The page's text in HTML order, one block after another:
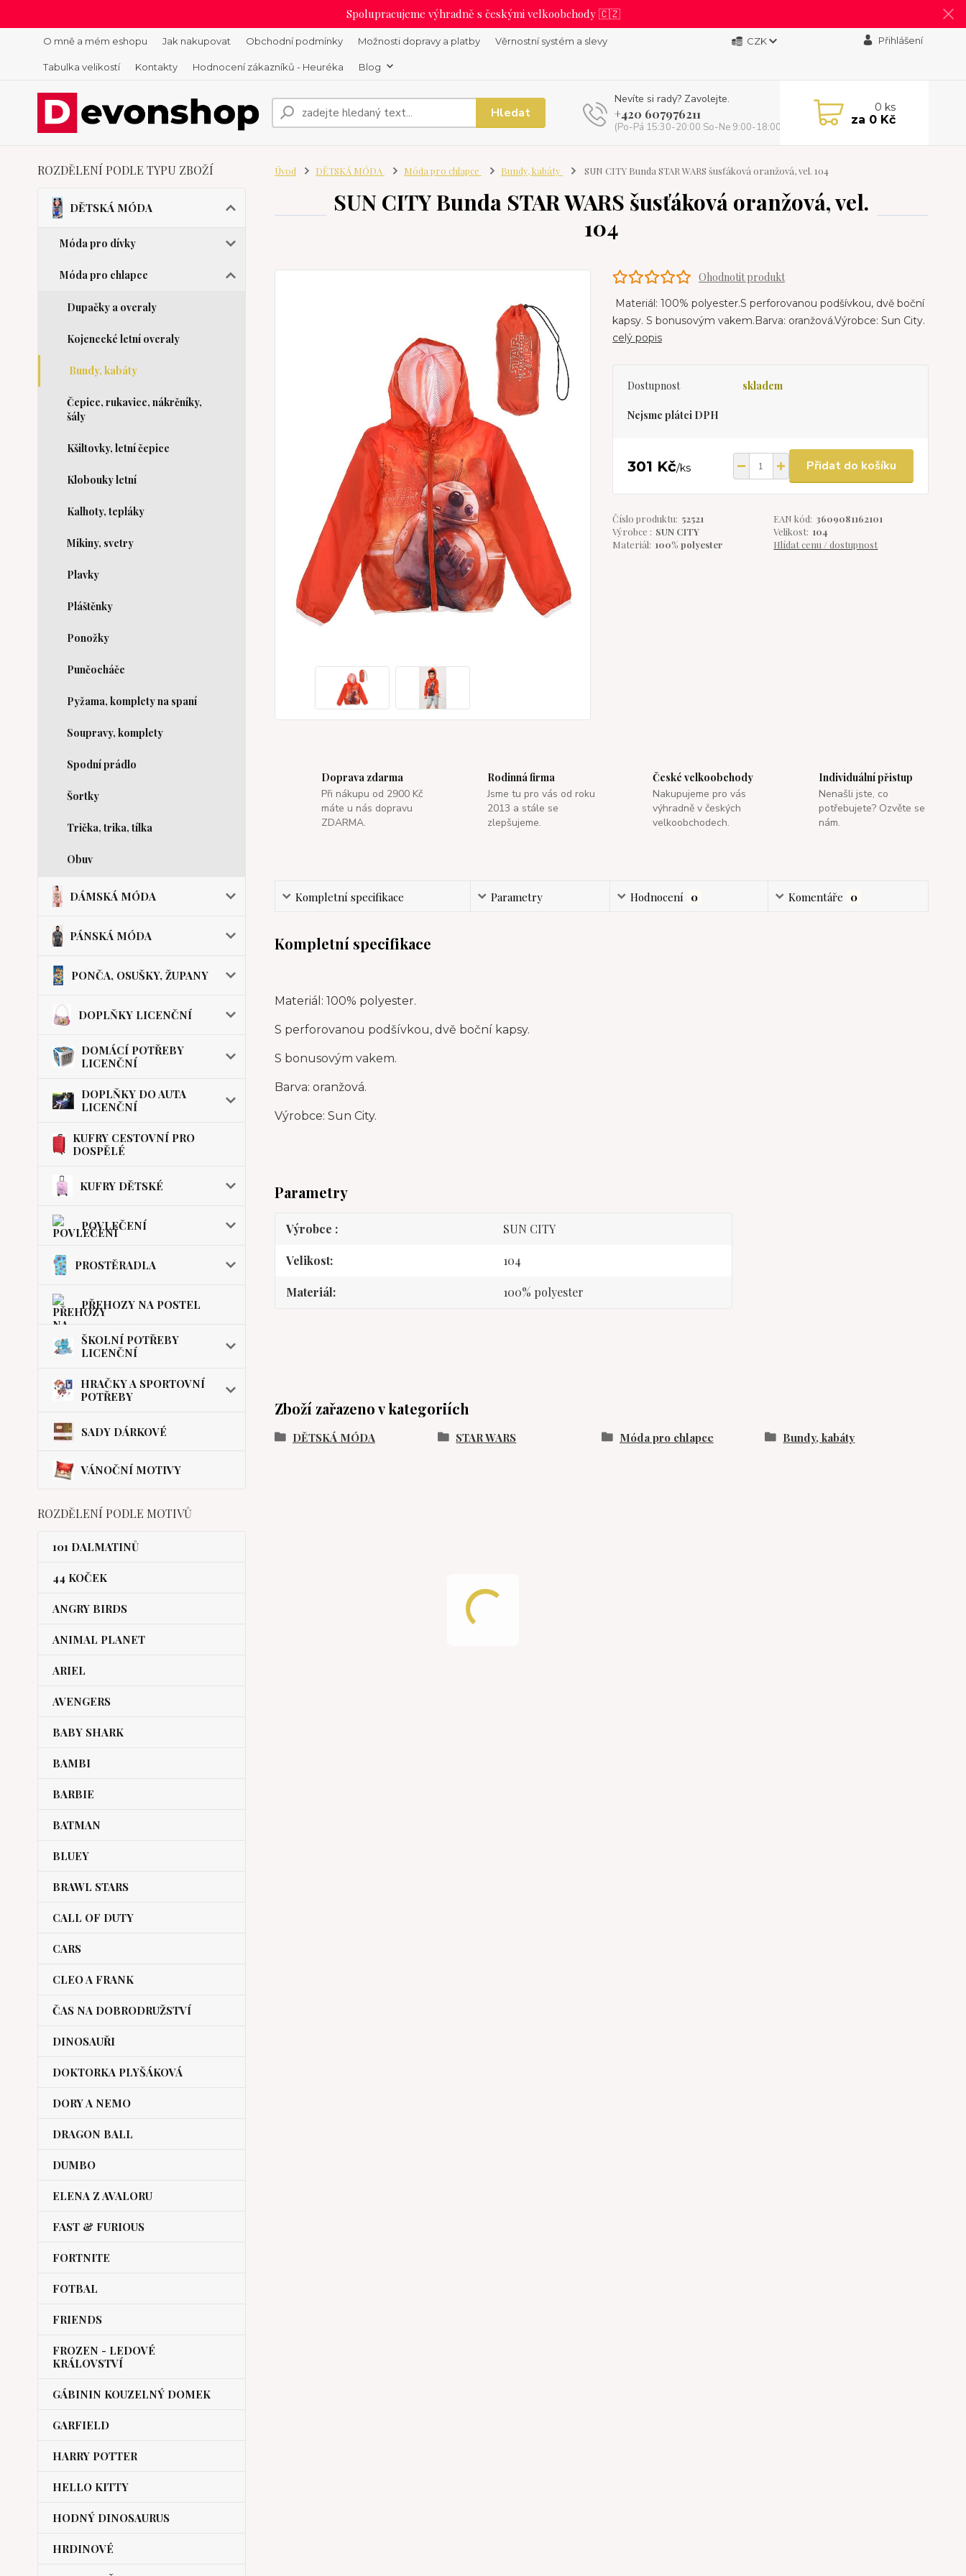
Spolupracujeme výhradně s českými velkoobchody 🇨🇿
O mně a mém eshopu Jak nakupovat Obchodní podmínky Možnosti dopravy a platby Věrnostní systém a slevy
Tabulka velikostí Kontakty Hodnocení zákazníků - Heuréka Blog
CZK Přihlášení
Hledat
Nevíte si rady? Zavolejte.
+420 607976211
(Po-Pá 15:30-20:00 So-Ne 9:00-18:00)
0 ks
za 0 Kč
ROZDĚLENÍ PODLE TYPU ZBOŽÍ
DĚTSKÁ MÓDA
Móda pro dívky
Móda pro chlapce
Dupačky a overaly
Kojenecké letní overaly
Bundy, kabáty
Čepice, rukavice, nákrčníky,
šály
Kšiltovky, letní čepice
Klobouky letní
Kalhoty, tepláky
Mikiny, svetry
Plavky
Pláštěnky
Ponožky
Punčocháče
Pyžama, komplety na spaní
Soupravy, komplety
Spodní prádlo
Šortky
Trička, trika, tílka
Obuv
DÁMSKÁ MÓDA
PÁNSKÁ MÓDA
PONČA, OSUŠKY, ŽUPANY
DOPLŇKY LICENČNÍ
DOMÁCÍ POTŘEBY
LICENČNÍ
DOPLŇKY DO AUTA
LICENČNÍ
KUFRY CESTOVNÍ PRO
DOSPĚLÉ
KUFRY DĚTSKÉ
POVLEČENÍ
PROSTĚRADLA
PŘEHOZY NA POSTEL
ŠKOLNÍ POTŘEBY
LICENČNÍ
HRAČKY A SPORTOVNÍ
POTŘEBY
SADY DÁRKOVÉ
VÁNOČNÍ MOTIVY
ROZDĚLENÍ PODLE MOTIVŮ
101 DALMATINŮ
44 KOČEK
ANGRY BIRDS
ANIMAL PLANET
ARIEL
AVENGERS
BABY SHARK
BAMBI
BARBIE
BATMAN
BLUEY
BRAWL STARS
CALL OF DUTY
CARS
CLEO A FRANK
ČAS NA DOBRODRUŽSTVÍ
DINOSAUŘI
DOKTORKA PLYŠÁKOVÁ
DORY A NEMO
DRAGON BALL
DUMBO
ELENA Z AVALORU
FAST & FURIOUS
FORTNITE
FOTBAL
FRIENDS
FROZEN - LEDOVÉ
KRÁLOVSTVÍ
GÁBININ KOUZELNÝ DOMEK
GARFIELD
HARRY POTTER
HELLO KITTY
HODNÝ DINOSAURUS
HRDINOVÉ
Úvod DĚTSKÁ MÓDA Móda pro chlapce Bundy, kabáty SUN CITY Bunda STAR WARS šusťáková oranžová, vel. 104
SUN CITY Bunda STAR WARS šusťáková oranžová, vel.
104
Ohodnotit produkt
Materiál: 100% polyester.S perforovanou podšívkou, dvě boční
kapsy. S bonusovým vakem.Barva: oranžová.Výrobce: Sun City.
celý popis
Dostupnost skladem
Nejsme plátci DPH
301 Kč/ks Přidat do košíku
Číslo produktu: 52521 EAN kód: 3609081162101
Výrobce : SUN CITY Velikost: 104
Materiál: 100% polyester Hlídat cenu / dostupnost
Doprava zdarma
Při nákupu od 2900 Kč
máte u nás dopravu
ZDARMA.
Rodinná firma
Jsme tu pro vás od roku
2013 a stále se
zlepšujeme.
České velkoobchody
Nakupujeme pro vás
výhradně v českých
velkoobchodech.
Individuální přistup
Nenašli jste, co
potřebujete? Ozvěte se
nám.
Kompletní specifikace Parametry Hodnocení 0 Komentáře 0
Kompletní specifikace
Materiál: 100% polyester.
S perforovanou podšívkou, dvě boční kapsy.
S bonusovým vakem.
Barva: oranžová.
Výrobce: Sun City.
Parametry
Výrobce SUN CITY
Velikost 104
Materiál 100% polyester
Zboží zařazeno v kategoriích
DĚTSKÁ MÓDA STAR WARS Móda pro chlapce Bundy, kabáty